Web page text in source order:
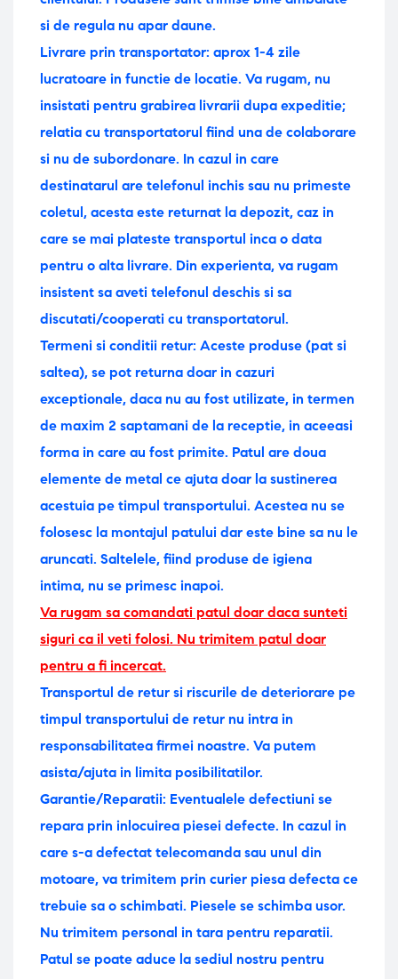
si de regula nu apar daune.
Livrare prin transportator: aprox 1-4 zile
lucratoare in functie de locatie. Va rugam, nu
insistati pentru grabirea livrarii dupa expeditie;
relatia cu transportatorul fiind una de colaborare
si nu de subordonare. In cazul in care
destinatarul are telefonul inchis sau nu primeste
coletul, acesta este returnat la depozit, caz in
care se mai plateste transportul inca o data
pentru o alta livrare. Din experienta, va rugam
insistent sa aveti telefonul deschis si sa
discutati/cooperati cu transportatorul.
Termeni si conditii retur: Aceste produse (pat si
saltea), se pot returna doar in cazuri
exceptionale, daca nu au fost utilizate, in termen
de maxim 2 saptamani de la receptie, in aceeasi
forma in care au fost primite. Patul are doua
elemente de metal ce ajuta doar la sustinerea
acestuia pe timpul transportului. Acestea nu se
folosesc la montajul patului dar este bine sa nu le
aruncati. Saltelele, fiind produse de igiena
intima, nu se primesc inapoi.
Va rugam sa comandati patul doar daca sunteti
siguri ca il veti folosi. Nu trimitem patul doar
pentru a fi incercat.
Transportul de retur si riscurile de deteriorare pe
timpul transportului de retur nu intra in
responsabilitatea firmei noastre. Va putem
asista/ajuta in limita posibilitatilor.
Garantie/Reparatii: Eventualele defectiuni se
repara prin inlocuirea piesei defecte. In cazul in
care s-a defectat telecomanda sau unul din
motoare, va trimitem prin curier piesa defecta ce
trebuie sa o schimbati. Piesele se schimba usor.
Nu trimitem personal in tara pentru reparatii.
Patul se poate aduce la sediul nostru pentru